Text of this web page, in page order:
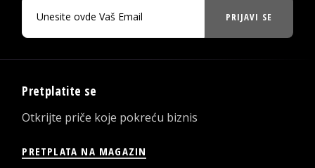
PRIJAVI SE
Pretplatite se
Otkrijte priče koje pokreću biznis
PRETPLATA NA MAGAZIN